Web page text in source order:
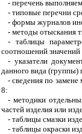
- перечень
- типовые перечни
- формы журналов
- методы отыскания
- таблицы
соотношений значений
- указатели
данного вида (группы)
- сведения по
8:
- методики
частей изделия или
- таблицы смазки
- таблицы окраски